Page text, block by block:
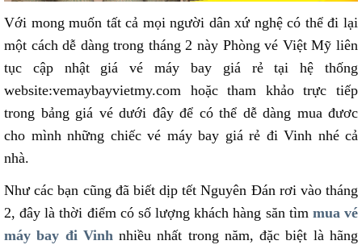
Với mong muốn tất cả mọi người dân xứ nghệ có thể đi lại
một cách dễ dàng trong tháng 2 này Phòng vé Việt Mỹ liên
tục cập nhật giá vé máy bay giá rẻ tại hệ thống
website:vemaybayvietmy.com hoặc tham khảo trực tiếp
trong bảng giá vé dưới đây để có thể dễ dàng mua đươc
cho mình những chiếc vé máy bay giá rẻ đi Vinh nhé cả
nhà.
Như các bạn cũng đã biết dịp tết Nguyên Đán rơi vào tháng
2, đây là thời điểm có số lượng khách hàng săn tìm mua vé
máy bay đi Vinhnhiều nhất trong năm, đặc biệt là hãng